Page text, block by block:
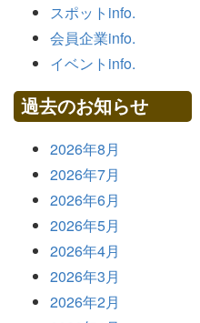
スポットinfo.
会員企業info.
イベントinfo.
過去のお知らせ
2026年8月
2026年7月
2026年6月
2026年5月
2026年4月
2026年3月
2026年2月